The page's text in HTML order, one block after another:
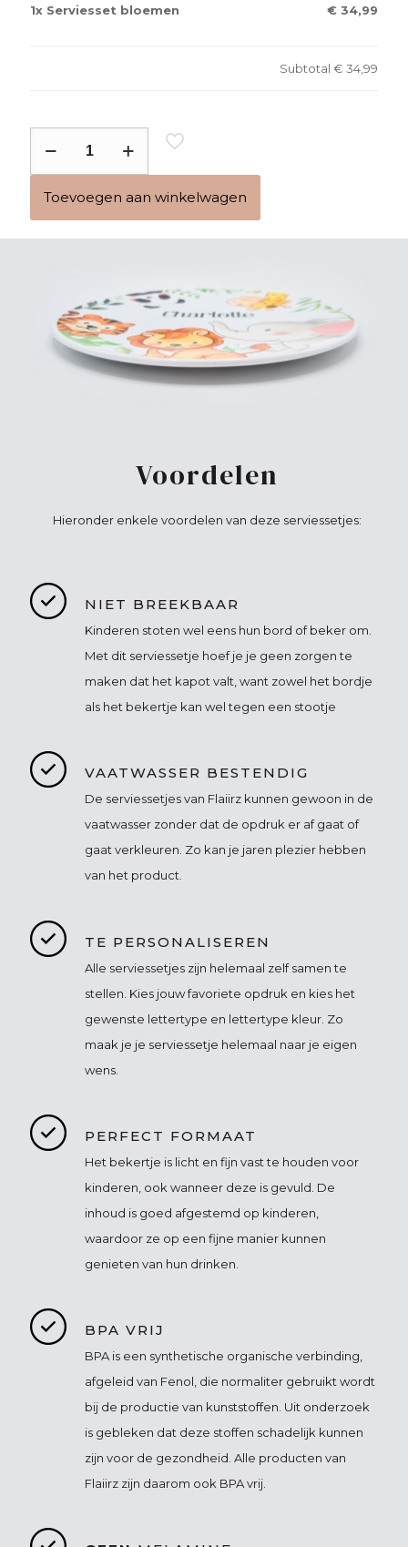
1x Serviesset bloemen € 34,99
Subtotal € 34,99
aantal
Toevoegen aan winkelwagen
Voordelen
Hieronder enkele voordelen van deze serviessetjes:
NIET BREEKBAAR
Kinderen stoten wel eens hun bord of beker om.
Met dit serviessetje hoef je je geen zorgen te
maken dat het kapot valt, want zowel het bordje
als het bekertje kan wel tegen een stootje
VAATWASSER BESTENDIG
De serviessetjes van Flaiirz kunnen gewoon in de
vaatwasser zonder dat de opdruk er af gaat of
gaat verkleuren. Zo kan je jaren plezier hebben
van het product.
TE PERSONALISEREN
Alle serviessetjes zijn helemaal zelf samen te
stellen. Kies jouw favoriete opdruk en kies het
gewenste lettertype en lettertype kleur. Zo
maak je je serviessetje helemaal naar je eigen
wens.
PERFECT FORMAAT
Het bekertje is licht en fijn vast te houden voor
kinderen, ook wanneer deze is gevuld. De
inhoud is goed afgestemd op kinderen,
waardoor ze op een fijne manier kunnen
genieten van hun drinken.
BPA VRIJ
BPA is een synthetische organische verbinding,
afgeleid van Fenol, die normaliter gebruikt wordt
bij de productie van kunststoffen. Uit onderzoek
is gebleken dat deze stoffen schadelijk kunnen
zijn voor de gezondheid. Alle producten van
Flaiirz zijn daarom ook BPA vrij.